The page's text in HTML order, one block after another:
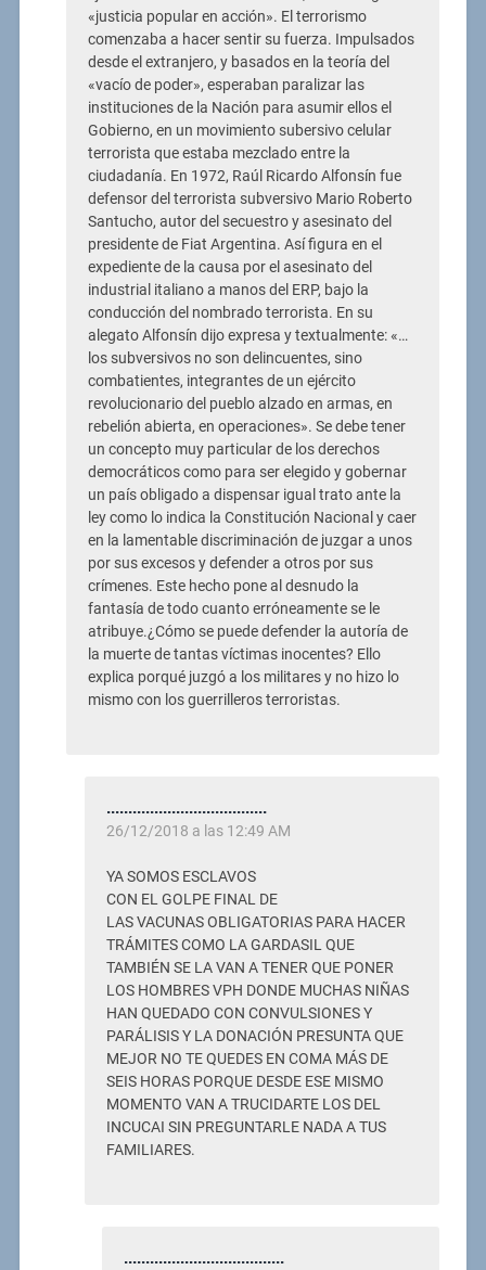
«justicia popular en acción». El terrorismo
comenzaba a hacer sentir su fuerza. Impulsados
desde el extranjero, y basados en la teoría del
«vacío de poder», esperaban paralizar las
instituciones de la Nación para asumir ellos el
Gobierno, en un movimiento subersivo celular
terrorista que estaba mezclado entre la
ciudadanía. En 1972, Raúl Ricardo Alfonsín fue
defensor del terrorista subversivo Mario Roberto
Santucho, autor del secuestro y asesinato del
presidente de Fiat Argentina. Así figura en el
expediente de la causa por el asesinato del
industrial italiano a manos del ERP, bajo la
conducción del nombrado terrorista. En su
alegato Alfonsín dijo expresa y textualmente: «…
los subversivos no son delincuentes, sino
combatientes, integrantes de un ejército
revolucionario del pueblo alzado en armas, en
rebelión abierta, en operaciones». Se debe tener
un concepto muy particular de los derechos
democráticos como para ser elegido y gobernar
un país obligado a dispensar igual trato ante la
ley como lo indica la Constitución Nacional y caer
en la lamentable discriminación de juzgar a unos
por sus excesos y defender a otros por sus
crímenes. Este hecho pone al desnudo la
fantasía de todo cuanto erróneamente se le
atribuye.¿Cómo se puede defender la autoría de
la muerte de tantas víctimas inocentes? Ello
explica porqué juzgó a los militares y no hizo lo
mismo con los guerrilleros terroristas.
.....................................
26/12/2018 a las 12:49 AM
YA SOMOS ESCLAVOS
CON EL GOLPE FINAL DE
LAS VACUNAS OBLIGATORIAS PARA HACER
TRÁMITES COMO LA GARDASIL QUE
TAMBIÉN SE LA VAN A TENER QUE PONER
LOS HOMBRES VPH DONDE MUCHAS NIÑAS
HAN QUEDADO CON CONVULSIONES Y
PARÁLISIS Y LA DONACIÓN PRESUNTA QUE
MEJOR NO TE QUEDES EN COMA MÁS DE
SEIS HORAS PORQUE DESDE ESE MISMO
MOMENTO VAN A TRUCIDARTE LOS DEL
INCUCAI SIN PREGUNTARLE NADA A TUS
FAMILIARES.
.....................................